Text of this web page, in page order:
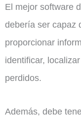
El mejor software
debería ser capaz
proporcionar
identificar,
perdidos.
Además, debe